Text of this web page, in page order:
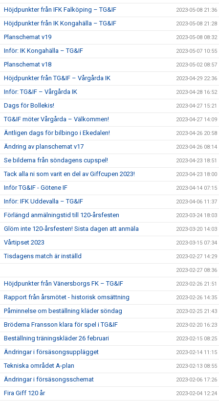
Höjdpunkter från IFK Falköping – TG&IF 2023-05-08 21:36
Höjdpunkter från IK Kongahälla – TG&IF 2023-05-08 21:28
Planschemat v19 2023-05-08 08:32
Inför: IK Kongahälla – TG&IF 2023-05-07 10:55
Planschemat v18 2023-05-02 08:57
Höjdpunkter från TG&IF – Vårgårda IK 2023-04-29 22:36
Inför: TG&IF – Vårgårda IK 2023-04-28 16:52
Dags för Bollekis! 2023-04-27 15:21
TG&IF möter Vårgårda – Välkommen! 2023-04-27 14:09
Äntligen dags för bilbingo i Ekedalen! 2023-04-26 20:58
Ändring av planschemat v17 2023-04-26 08:14
Se bilderna från söndagens cupspel! 2023-04-23 18:51
Tack alla ni som varit en del av Giffcupen 2023! 2023-04-23 18:00
Inför TG&IF - Götene IF 2023-04-14 07:15
Inför: IFK Uddevalla – TG&IF 2023-04-06 11:37
Förlängd anmälningstid till 120-årsfesten 2023-03-24 18:03
Glöm inte 120-årsfesten! Sista dagen att anmäla 2023-03-20 14:03
Vårtipset 2023 2023-03-15 07:34
Tisdagens match är inställd 2023-02-27 14:29
2023-02-27 08:36
Höjdpunkter från Vänersborgs FK – TG&IF 2023-02-26 21:51
Rapport från årsmötet - historisk omsättning 2023-02-26 14:35
Påminnelse om beställning kläder söndag 2023-02-25 21:43
Bröderna Fransson klara för spel i TG&IF 2023-02-20 16:23
Beställning träningskläder 26 februari 2023-02-15 08:25
Ändringar i försäsongsupplägget 2023-02-14 11:15
Tekniska området A-plan 2023-02-13 08:55
Ändringar i försäsongsschemat 2023-02-06 17:26
Fira Giff 120 år 2023-02-04 12:24